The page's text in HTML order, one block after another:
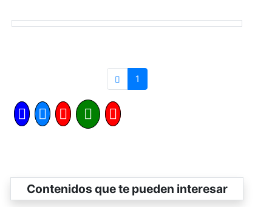
1
Contenidos que te pueden interesar